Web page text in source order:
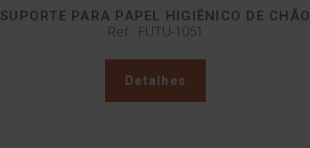
SUPORTE PARA PAPEL HIGIÊNICO DE CHÃO
Ref.: FUTU-1051
Detalhes